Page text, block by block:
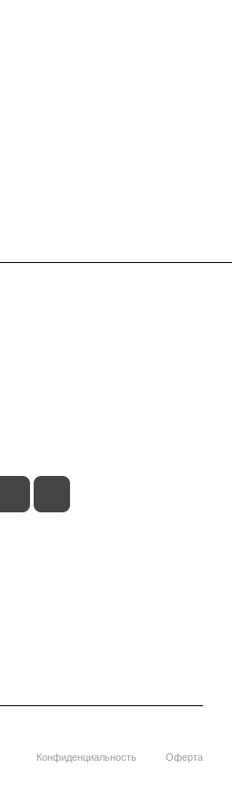
Конфиденциальность Оферта